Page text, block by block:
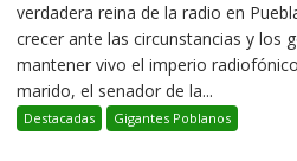
verdadera reina de la radio en
crecer ante las circunstancias y los
mantener vivo el imperio
marido, el senador de la...
Destacadas Gigantes Poblanos